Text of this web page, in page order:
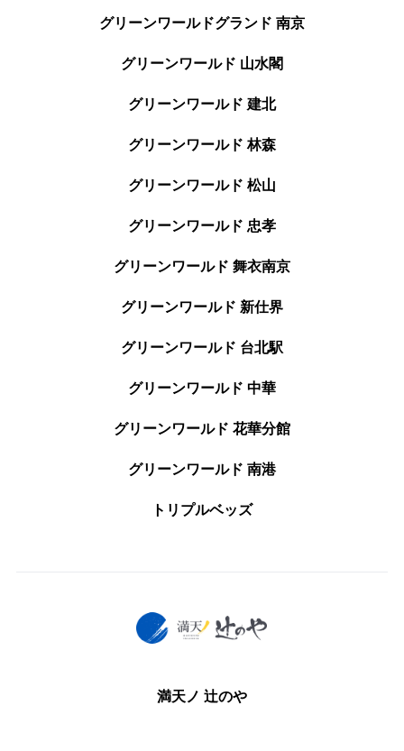
グリーンワールドグランド 南京
グリーンワールド 山水閣
グリーンワールド 建北
グリーンワールド 林森
グリーンワールド 松山
グリーンワールド 忠孝
グリーンワールド 舞衣南京
グリーンワールド 新仕界
グリーンワールド 台北駅
グリーンワールド 中華
グリーンワールド 花華分館
グリーンワールド 南港
トリプルベッズ
満天ノ 辻のや